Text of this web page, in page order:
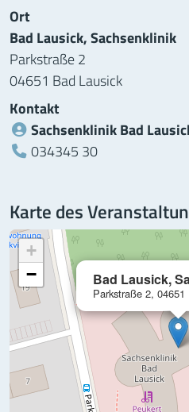
Ort
Bad Lausick, Sachsenklinik
Parkstraße 2
04651 Bad Lausick
Kontakt
Sachsenklinik Bad
Telefon:
034345 30
Karte des
Bad Lausick,
Parkstraße 2, 04651
+
−